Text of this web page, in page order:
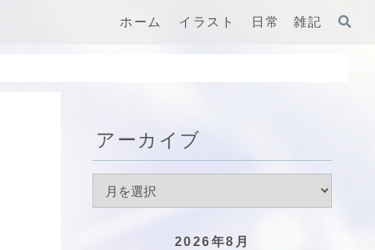
ホーム イラスト 日常 雑記
アーカイブ
2026年8月